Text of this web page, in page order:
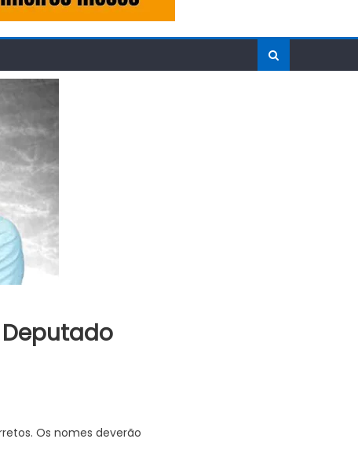
Os nomes deverão